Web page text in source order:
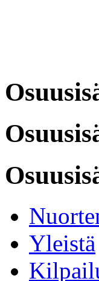
Yleistä